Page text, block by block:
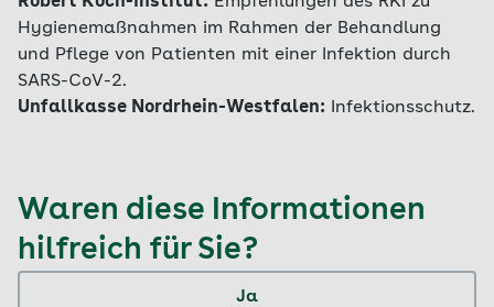
Hygienemaßnahmen im Rahmen der Behandlung
und Pflege von Patienten mit einer Infektion durch
SARS-CoV-2.
Unfallkasse Nordrhein-Westfalen:
Infektionsschutz.
Waren diese Informationen
hilfreich für Sie?
Ja